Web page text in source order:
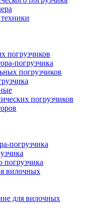
погрузчиков
погрузчика
погрузчиков
погрузчиков
погрузчика
погрузчика
вилочных
для вилочных